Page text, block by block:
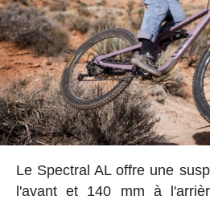
Le Spectral AL offre une
l'avant et 140 mm à